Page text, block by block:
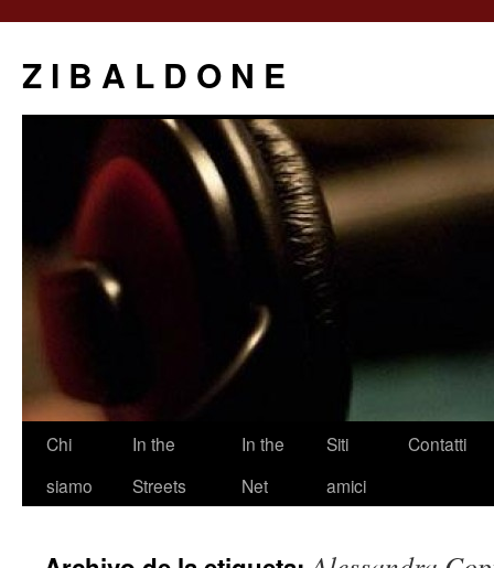
Z I B A L D O N E
Saltar
Chi
siamo
In the
Streets
In the
Net
Siti
amici
Contatti